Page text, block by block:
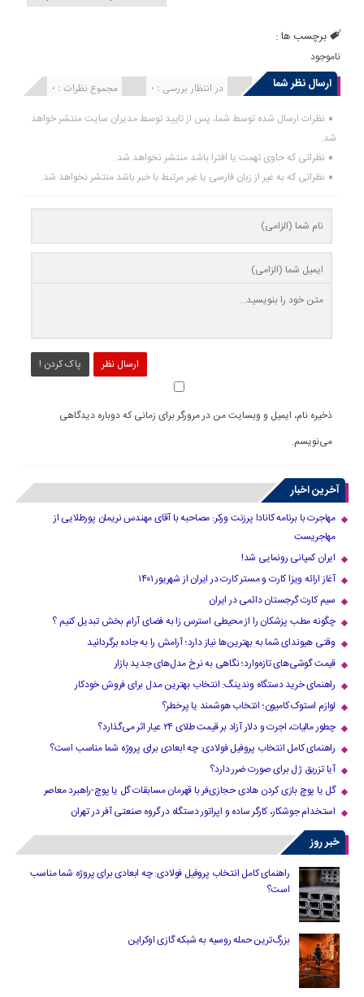
برچسب ها :
ناموجود
ارسال نظر شما مجموع نظرات : 0 در انتظار بررسی : 0 انتشار یافته : 0
نظرات ارسال شده توسط شما، پس از تایید توسط مدیران سایت منتشر خواهد
شد.
نظراتی که حاوی تهمت یا افترا باشد منتشر نخواهد شد.
نظراتی که به غیر از زبان فارسی یا غیر مرتبط با خبر باشد منتشر نخواهد شد.
ارسال نظر پاک کردن !
ذخیره نام، ایمیل و وبسایت من در مرورگر برای زمانی که دوباره دیدگاهی
می‌نویسم.
آخرین اخبار
مهاجرت با برنامه کانادا پرزنت ورکر: مصاحبه با آقای مهندس نریمان پورطلایی از
مهاجریست
ایران کمپانی رونمایی شد!
آغاز ارائه ویزا کارت و مستر کارت در ایران از شهریور ۱۴۰۱
سیم کارت گرجستان دائمی در ایران
چگونه مطب پزشکان را از محیطی استرس زا به فضای آرام بخش تبدیل کنیم ؟
وقتی هیوندای شما به بهترین‌ها نیاز دارد؛ آرامش را به جاده برگردانید
قیمت گوشی‌های تازه‌وارد؛ نگاهی به نرخ مدل‌های جدید بازار
راهنمای خرید دستگاه وندینگ: انتخاب بهترین مدل برای فروش خودکار
لوازم استوک کامیون؛ انتخاب هوشمند یا پرخطر؟
چطور مالیات، اجرت و دلار آزاد بر قیمت طلای ۲۴ عیار اثر می‌گذارد؟
راهنمای کامل انتخاب پروفیل فولادی: چه ابعادی برای پروژه شما مناسب است؟
آیا تزریق ژل برای صورت ضرر دارد​؟
گل یا پوچ بازی کردن هادی حجازی‌فر با قهرمان مسابقات گل یا پوچ-راهبرد معاصر
استخدام جوشکار، کارگر ساده و اپراتور دستگاه در گروه صنعتی آفر در تهران
خبر روز
راهنمای کامل انتخاب پروفیل فولادی: چه ابعادی برای پروژه شما مناسب
است؟
بزرگ‌ترین حمله روسیه به شبکه گازی اوکراین